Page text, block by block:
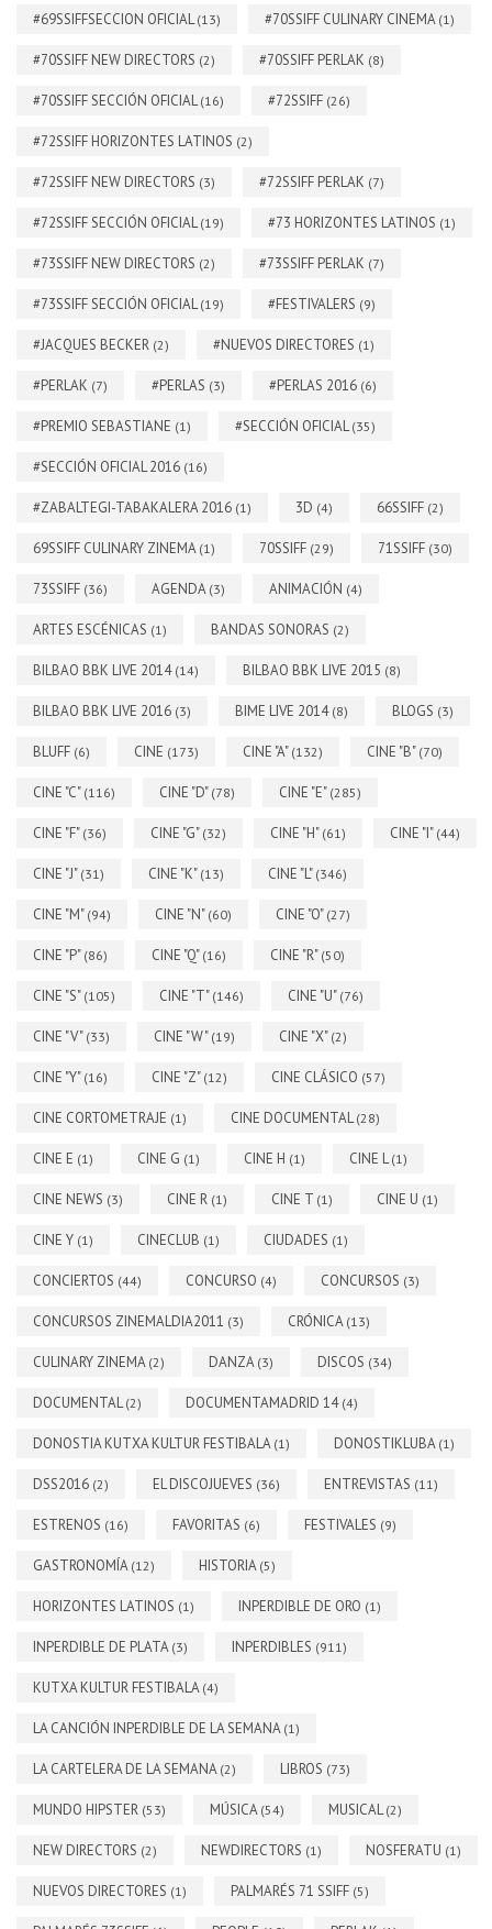
#69SSIFFSECCION OFICIAL(13) #70SSIFF CULINARY CINEMA (1)
#70SSIFF NEW DIRECTORS (2) #70SSIFF PERLAK (8)
#70SSIFF SECCIÓN OFICIAL(16) #72SSIFF (26)
#72SSIFF HORIZONTES LATINOS (2)
#72SSIFF NEW DIRECTORS (3) #72SSIFF PERLAK (7)
#72SSIFF SECCIÓN OFICIAL(19) #73 HORIZONTES LATINOS (1)
#73SSIFF NEW DIRECTORS (2) #73SSIFF PERLAK (7)
#73SSIFF SECCIÓN OFICIAL(19) #FESTIVALERS (9)
#JACQUES BECKER (2) #NUEVOS DIRECTORES (1)
#PERLAK (7) #PERLAS (3) #PERLAS 2016 (6)
#PREMIO SEBASTIANE (1) #SECCIÓN OFICIAL(35)
#SECCIÓN OFICIAL 2016 (16)
#ZABALTEGI-TABAKALERA 2016 (1) 3D (4) 66SSIFF (2)
69SSIFF CULINARY ZINEMA (1) 70SSIFF (29) 71SSIFF (30)
73SSIFF (36) AGENDA (3) ANIMACIÓN (4)
ARTES ESCÉNICAS (1) BANDAS SONORAS (2)
BILBAO BBK LIVE 2014 (14) BILBAO BBK LIVE 2015 (8)
BILBAO BBK LIVE 2016 (3) BIME LIVE 2014 (8) BLOGS (3)
BLUFF (6) CINE (173) CINE "A" (132) CINE "B" (70)
CINE "C" (116) CINE "D" (78) CINE "E" (285)
CINE "F" (36) CINE "G" (32) CINE "H" (61) CINE "I" (44)
CINE "J" (31) CINE "K" (13) CINE "L" (346)
CINE "M" (94) CINE "N" (60) CINE "O" (27)
CINE "P" (86) CINE "Q" (16) CINE "R" (50)
CINE "S" (105) CINE "T" (146) CINE "U" (76)
CINE "V" (33) CINE "W" (19) CINE "X" (2)
CINE "Y" (16) CINE "Z" (12) CINE CLÁSICO (57)
CINE CORTOMETRAJE (1) CINE DOCUMENTAL(28)
CINE E (1) CINE G (1) CINE H (1) CINE L(1)
CINE NEWS (3) CINE R (1) CINE T (1) CINE U (1)
CINE Y (1) CINECLUB (1) CIUDADES (1)
CONCIERTOS (44) CONCURSO (4) CONCURSOS (3)
CONCURSOS ZINEMALDIA2011 (3) CRÓNICA (13)
CULINARY ZINEMA (2) DANZA (3) DISCOS (34)
DOCUMENTAL(2) DOCUMENTAMADRID 14 (4)
DONOSTIA KUTXA KULTUR FESTIBALA (1) DONOSTIKLUBA (1)
DSS2016 (2) EL DISCOJUEVES (36) ENTREVISTAS (11)
ESTRENOS (16) FAVORITAS (6) FESTIVALES (9)
GASTRONOMÍA (12) HISTORIA (5)
HORIZONTES LATINOS (1) INPERDIBLE DE ORO (1)
INPERDIBLE DE PLATA (3) INPERDIBLES (911)
KUTXA KULTUR FESTIBALA (4)
LA CANCIÓN INPERDIBLE DE LA SEMANA (1)
LA CARTELERA DE LA SEMANA (2) LIBROS (73)
MUNDO HIPSTER (53) MÚSICA (54) MUSICAL(2)
NEW DIRECTORS (2) NEWDIRECTORS (1) NOSFERATU (1)
NUEVOS DIRECTORES (1) PALMARÉS 71 SSIFF (5)